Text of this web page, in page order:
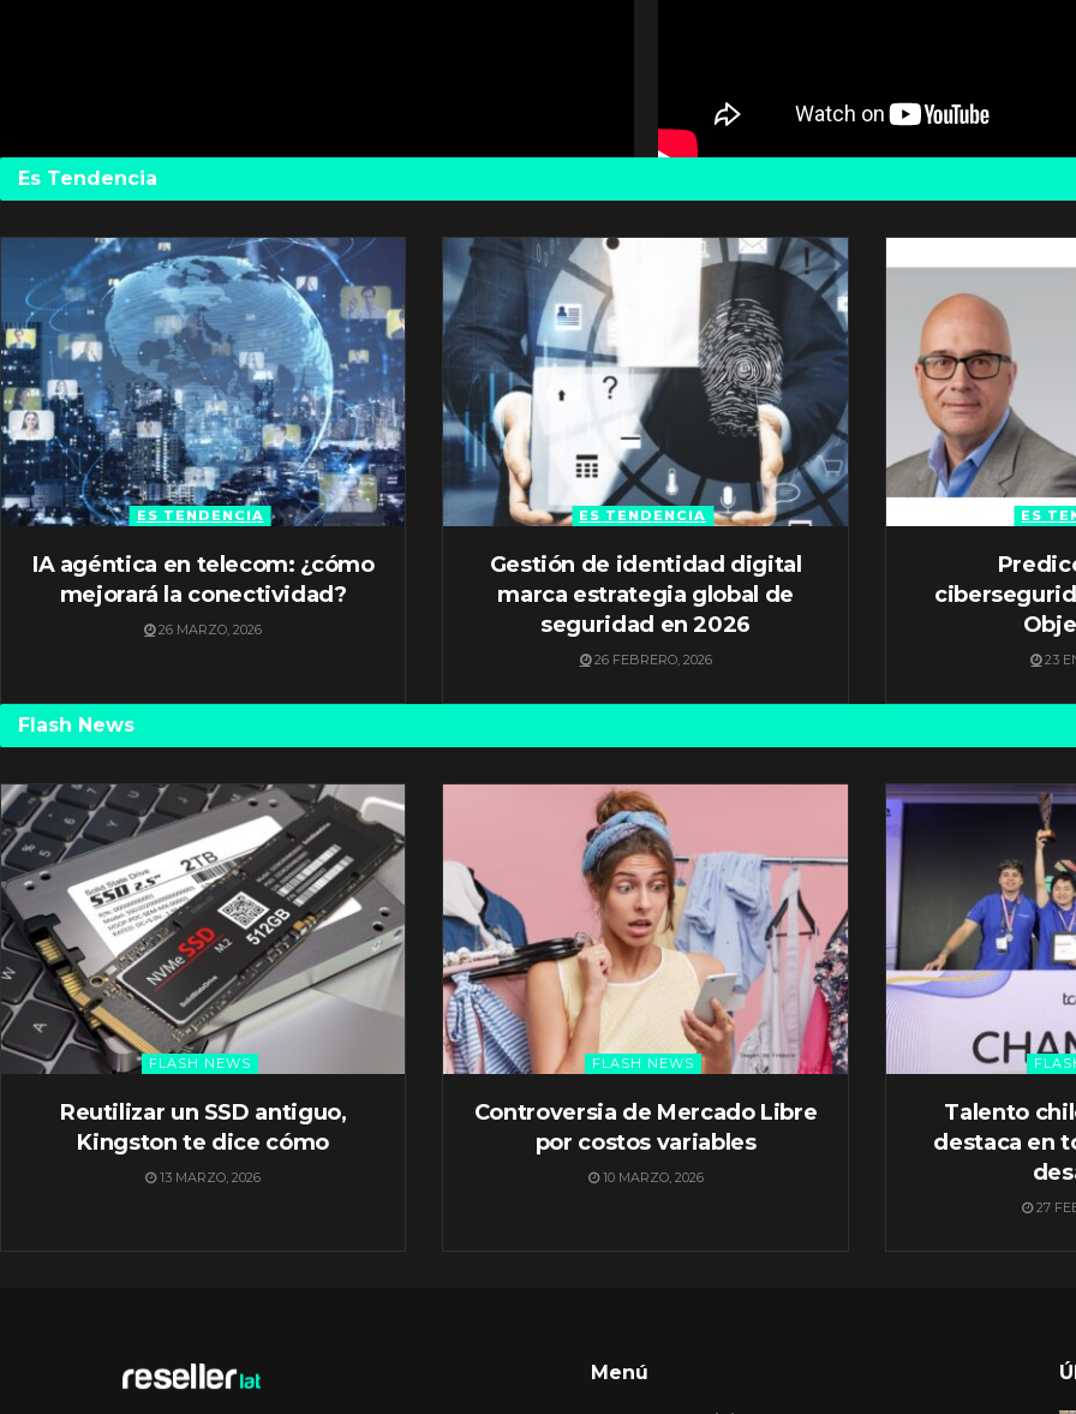
Es Tendencia
ES TENDENCIA
IA agéntica en telecom: ¿cómo
mejorará la conectividad?
26 MARZO, 2026
ES TENDENCIA
Gestión de identidad digital
marca estrategia global de
seguridad en 2026
26 FEBRERO, 2026
ES
23
Flash News
FLASH NEWS
Reutilizar un SSD antiguo,
Kingston te dice cómo
13 MARZO, 2026
FLASH NEWS
Controversia de Mercado Libre
por costos variables
10 MARZO, 2026
Talento
destaca en
27
Menú